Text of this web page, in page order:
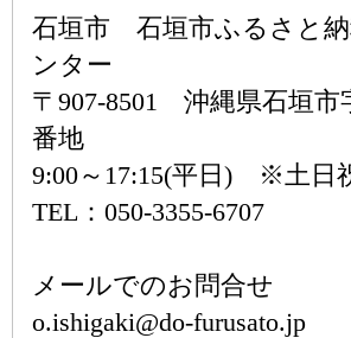
石垣市 石垣市ふるさと納
ンター
〒907-8501 沖縄県石垣市
番地
9:00～17:15(平日) ※土日
TEL：050-3355-6707
メールでのお問合せ
o.ishigaki@do-furusato.jp